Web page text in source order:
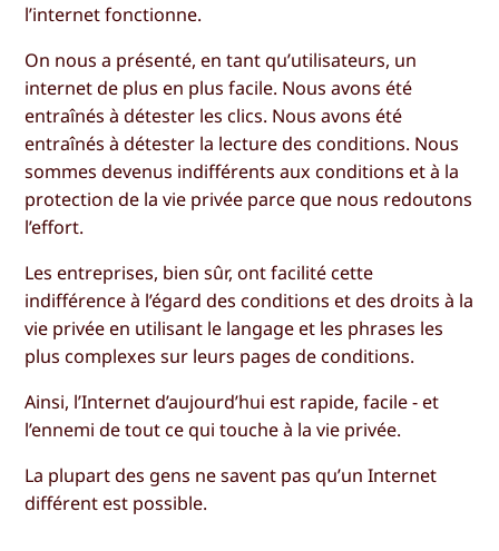
l’internet fonctionne.
On nous a présenté, en tant qu’utilisateurs, un
internet de plus en plus facile. Nous avons été
entraînés à détester les clics. Nous avons été
entraînés à détester la lecture des conditions. Nous
sommes devenus indifférents aux conditions et à la
protection de la vie privée parce que nous redoutons
l’effort.
Les entreprises, bien sûr, ont facilité cette
indifférence à l’égard des conditions et des droits à la
vie privée en utilisant le langage et les phrases les
plus complexes sur leurs pages de conditions.
Ainsi, l’Internet d’aujourd’hui est rapide, facile - et
l’ennemi de tout ce qui touche à la vie privée.
La plupart des gens ne savent pas qu’un Internet
différent est possible.